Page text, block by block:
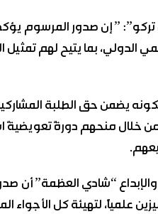
تركو”: ” إن صدور المرسوم
الدولي، بما يتيح لهم تمثيل
يضمن حق الطلبة
من خلال منحهم دورةً تعويضيةً
والإبداع “شادي العظمة” أن
علمياً، لتهيئة كل الأجواء